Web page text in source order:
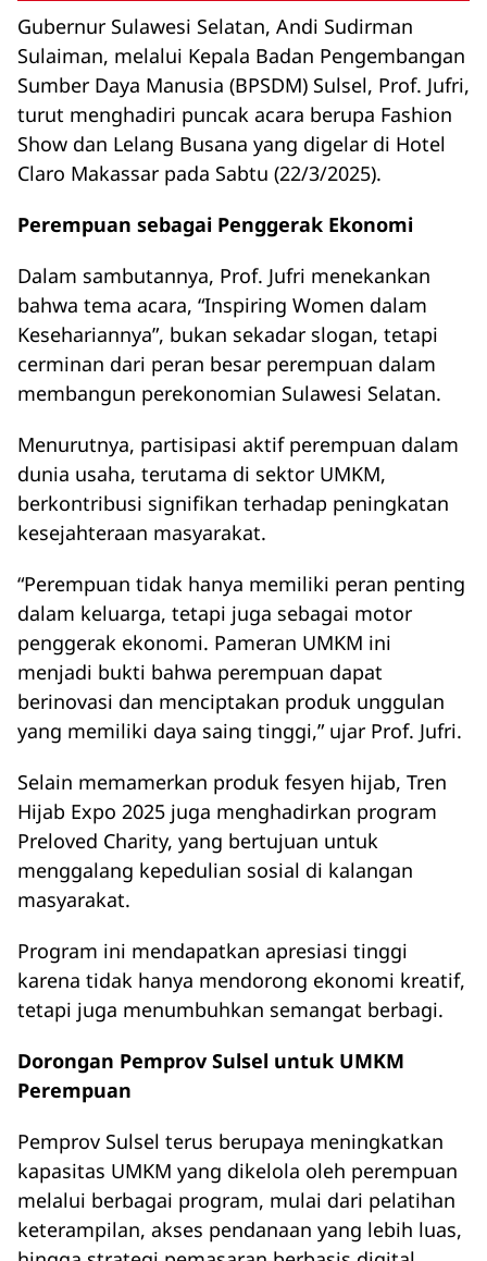
Gubernur Sulawesi Selatan, Andi Sudirman
Sulaiman, melalui Kepala Badan Pengembangan
Sumber Daya Manusia (BPSDM) Sulsel, Prof. Jufri,
turut menghadiri puncak acara berupa Fashion
Show dan Lelang Busana yang digelar di Hotel
Claro Makassar pada Sabtu (22/3/2025).
Perempuan sebagai Penggerak Ekonomi
Dalam sambutannya, Prof. Jufri menekankan
bahwa tema acara, “Inspiring Women dalam
Kesehariannya”, bukan sekadar slogan, tetapi
cerminan dari peran besar perempuan dalam
membangun perekonomian Sulawesi Selatan.
Menurutnya, partisipasi aktif perempuan dalam
dunia usaha, terutama di sektor UMKM,
berkontribusi signifikan terhadap peningkatan
kesejahteraan masyarakat.
“Perempuan tidak hanya memiliki peran penting
dalam keluarga, tetapi juga sebagai motor
penggerak ekonomi. Pameran UMKM ini
menjadi bukti bahwa perempuan dapat
berinovasi dan menciptakan produk unggulan
yang memiliki daya saing tinggi,” ujar Prof. Jufri.
Selain memamerkan produk fesyen hijab, Tren
Hijab Expo 2025 juga menghadirkan program
Preloved Charity, yang bertujuan untuk
menggalang kepedulian sosial di kalangan
masyarakat.
Program ini mendapatkan apresiasi tinggi
karena tidak hanya mendorong ekonomi kreatif,
tetapi juga menumbuhkan semangat berbagi.
Dorongan Pemprov Sulsel untuk UMKM
Perempuan
Pemprov Sulsel terus berupaya meningkatkan
kapasitas UMKM yang dikelola oleh perempuan
melalui berbagai program, mulai dari pelatihan
keterampilan, akses pendanaan yang lebih luas,